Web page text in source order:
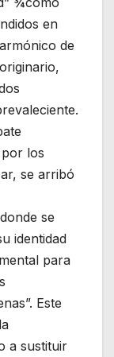
en
de
los
se arribó
se
identidad
para
Este
a sustituir